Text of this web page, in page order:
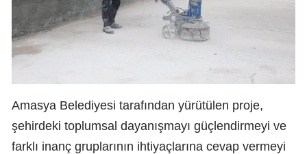
Amasya Belediyesi tarafından yürütülen proje,
şehirdeki toplumsal dayanışmayı güçlendirmeyi ve
farklı inanç gruplarının ihtiyaçlarına cevap vermeyi